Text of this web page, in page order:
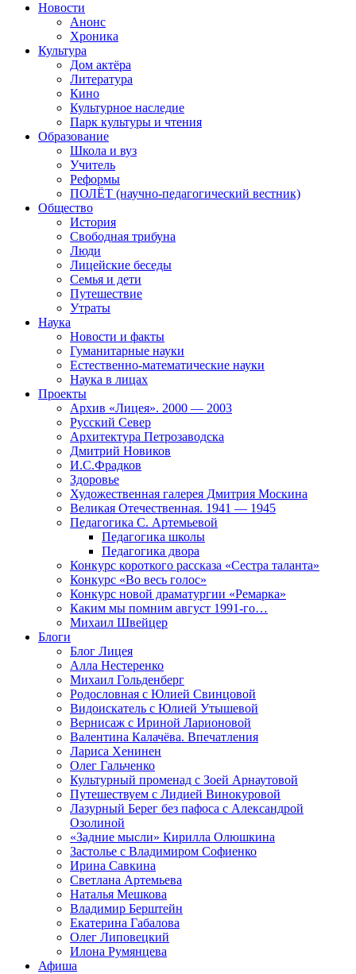
Новости
Анонс
Хроника
Культура
Дом актёра
Литература
Кино
Культурное наследие
Парк культуры и чтения
Образование
Школа и вуз
Учитель
Реформы
ПОЛЁТ (научно-педагогический вестник)
Общество
История
Свободная трибуна
Люди
Лицейские беседы
Семья и дети
Путешествие
Утраты
Наука
Новости и факты
Гуманитарные науки
Естественно-математические науки
Наука в лицах
Проекты
Архив «Лицея». 2000 — 2003
Русский Север
Архитектура Петрозаводска
Дмитрий Новиков
И.С.Фрадков
Здоровье
Художественная галерея Дмитрия Москина
Великая Отечественная. 1941 — 1945
Педагогика С. Артемьевой
Педагогика школы
Педагогика двора
Конкурс короткого рассказа «Сестра таланта»
Конкурс «Во весь голос»
Конкурс новой драматургии «Ремарка»
Каким мы помним август 1991-го…
Михаил Швейцер
Блоги
Блог Лицея
Алла Нестеренко
Михаил Гольденберг
Родословная с Юлией Свинцовой
Видоискатель с Юлией Утышевой
Вернисаж с Ириной Ларионовой
Валентина Калачёва. Впечатления
Лариса Хенинен
Олег Гальченко
Культурный променад с Зоей Арнаутовой
Путешествуем с Лидией Винокуровой
Лазурный Берег без пафоса с Александрой
Озолиной
«Задние мысли» Кирилла Олюшкина
Застолье с Владимиром Софиенко
Ирина Савкина
Светлана Артемьева
Наталья Мешкова
Владимир Берштейн
Екатерина Габалова
Олег Липовецкий
Илона Румянцева
Афиша